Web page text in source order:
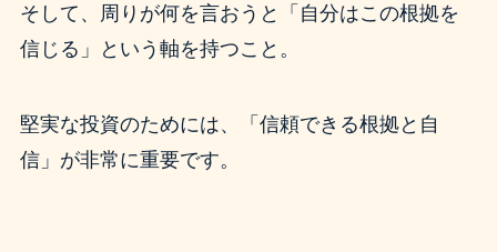
そして、周りが何を言おうと「自分はこの根拠を
信じる」という軸を持つこと。
堅実な投資のためには、「信頼できる根拠と自
信」が非常に重要です。